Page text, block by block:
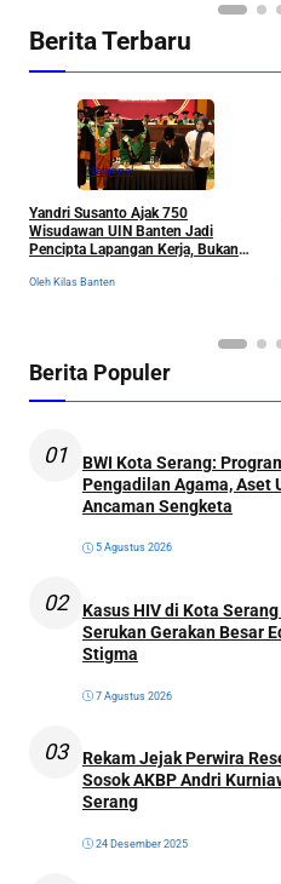
Berita Terbaru
Nasional
Yandri Susanto Ajak 750
Wisudawan UIN Banten Jadi
Pencipta Lapangan Kerja, Bukan
Oleh Kilas Banten
Berita Populer
01
BWI Kota Serang:
Pengadilan Agama, Aset
Ancaman Sengketa
5 Agustus 2026
02
Kasus HIV di Kota
Serukan Gerakan Besar
Stigma
7 Agustus 2026
03
Rekam Jejak Perwira
Sosok AKBP Andri
Serang
24 Desember 2025